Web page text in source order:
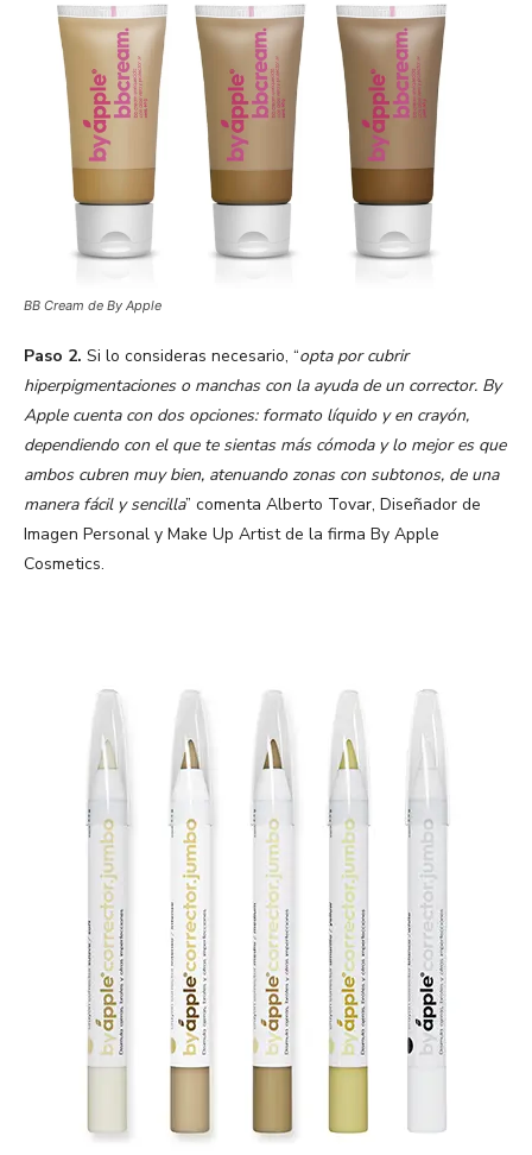
BB Cream de By Apple
Paso 2. Si lo consideras necesario, “opta por cubrir
hiperpigmentaciones o manchas con la ayuda de un corrector. By
Apple cuenta con dos opciones: formato líquido y en crayón,
dependiendo con el que te sientas más cómoda y lo mejor es que
ambos cubren muy bien, atenuando zonas con subtonos, de una
manera fácil y sencilla” comenta Alberto Tovar, Diseñador de
Imagen Personal y Make Up Artist de la firma By Apple
Cosmetics.